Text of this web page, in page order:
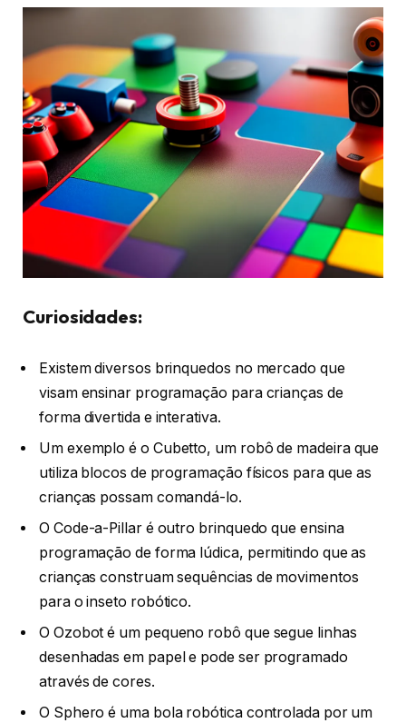
Curiosidades:
Existem diversos brinquedos no mercado que
visam ensinar programação para crianças de
forma divertida e interativa.
Um exemplo é o Cubetto, um robô de madeira que
utiliza blocos de programação físicos para que as
crianças possam comandá-lo.
O Code-a-Pillar é outro brinquedo que ensina
programação de forma lúdica, permitindo que as
crianças construam sequências de movimentos
para o inseto robótico.
O Ozobot é um pequeno robô que segue linhas
desenhadas em papel e pode ser programado
através de cores.
O Sphero é uma bola robótica controlada por um